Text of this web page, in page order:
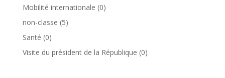
Mobilité internationale (0)
non-classe (5)
Santé (0)
Visite du président de la République (0)